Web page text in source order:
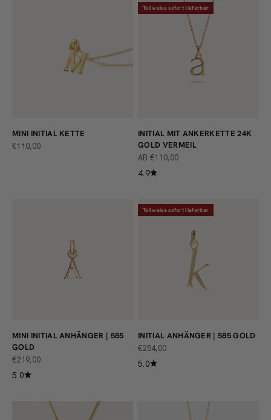
MINI INITIAL KETTE
ANGEBOT
€110,00
Teilweise sofort lieferbar
INITIAL MIT ANKERKETTE 24K
GOLD VERMEIL
ANGEBOT
AB €110,00
4.9
MINI INITIAL ANHÄNGER | 585
GOLD
ANGEBOT
€219,00
5.0
Teilweise sofort lieferbar
INITIAL ANHÄNGER | 585 GOLD
ANGEBOT
€254,00
5.0